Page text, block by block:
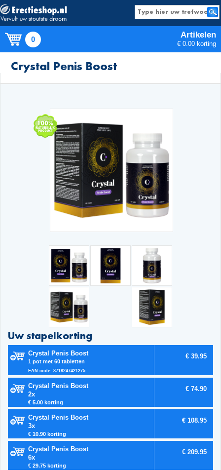
0 Artikelen
€ 0.00 korting
Producten
Crystal Penis Boost
Uw stapelkorting
Crystal Penis Boost
1 pot met 60 tabletten
EAN code: 8718247421275
€ 39.95
Crystal Penis Boost
2x
€ 5.00 korting
€ 74.90
Crystal Penis Boost
3x
€ 10.90 korting
€ 108.95
Crystal Penis Boost
6x
€ 29.75 korting
€ 209.95